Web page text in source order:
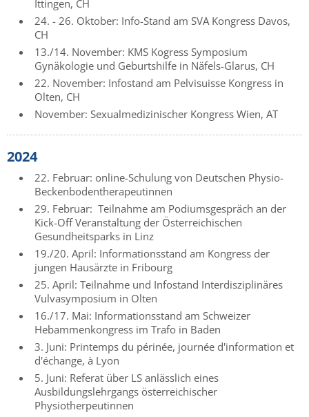
Ittingen, CH
24. - 26. Oktober: Info-Stand am SVA Kongress Davos,
CH
13./14. November: KMS Kogress Symposium
Gynäkologie und Geburtshilfe in Näfels-Glarus, CH
22. November: Infostand am Pelvisuisse Kongress in
Olten, CH
November: Sexualmedizinischer Kongress Wien, AT
2024
22. Februar: online-Schulung von Deutschen Physio-
Beckenbodentherapeutinnen
29. Februar: Teilnahme am Podiumsgespräch an der
Kick-Off Veranstaltung der Österreichischen
Gesundheitsparks in Linz
19./20. April: Informationsstand am Kongress der
jungen Hausärzte in Fribourg
25. April: Teilnahme und Infostand Interdisziplinäres
Vulvasymposium in Olten
16./17. Mai: Informationsstand am Schweizer
Hebammenkongress im Trafo in Baden
3. Juni: Printemps du périnée, journée d'information et
d'échange, à Lyon
5. Juni: Referat über LS anlässlich eines
Ausbildungslehrgangs österreichischer
Physiotherpeutinnen